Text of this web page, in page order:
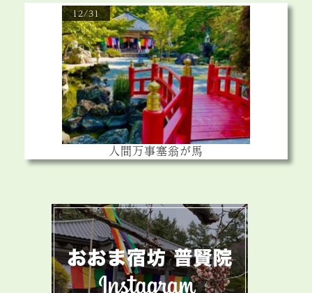
12/31
人間万事塞翁が馬